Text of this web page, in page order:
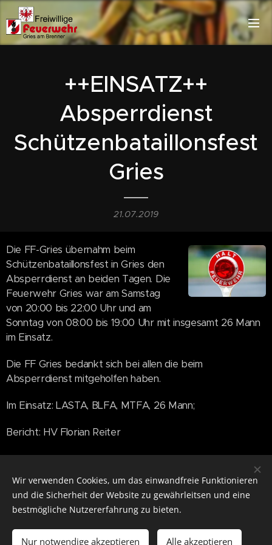
++EINSATZ++
Absperrdienst
Schützenbataillonsfest
Gries
21.07.2019
Die FF-Gries übernahm beim
Schützenbataillonsfest in Gries den
Absperrdienst an beiden Tagen. Die
Feuerwehr Gries war am Samstag
von 20:00 bis 22:00 Uhr und am
Sonntag von 08:00 bis 19:00 Uhr mit insgesamt 26 Mann
im Einsatz.
Die FF Gries bedankt sich bei allen die beim
Absperrdienst mitgeholfen haben.
Im Einsatz: LASTA, BLFA, MTFA, 26 Mann;
Bericht: HV Florian Reiter
Wir verwenden Cookies, um das einwandfreie Funktionieren
und die Sicherheit der Website zu gewährleitsen und eine
bestmögliche Nutzererfahrung zu bieten.
Nur notwendige akzeptieren Alle akzeptieren